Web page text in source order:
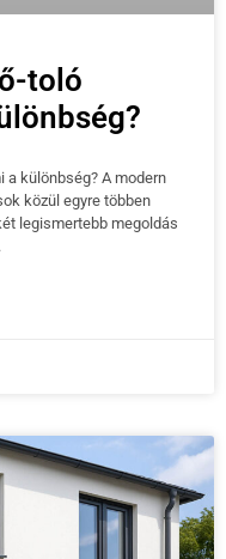
toló
a különbség? A modern
közül egyre többen
legismertebb megoldás